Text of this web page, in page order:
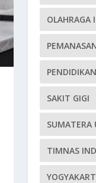
OLAHRAGA
PENDIDIKAN
SAKIT GIGI
SUMATERA
TIMNAS